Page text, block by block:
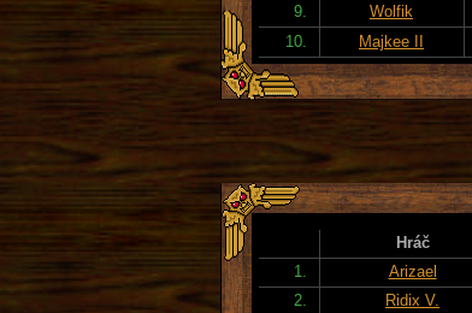
9.
Wolfik
10.
Majkee II
Hráč
1.
Arizael
2.
Ridix V.